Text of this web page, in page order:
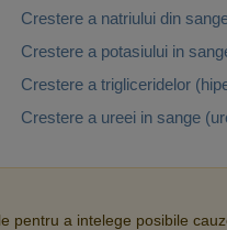
Crestere a natriului din
Crestere a potasiului in
Crestere a trigliceridelor
Crestere a ureei in sange
pentru a intelege posibile